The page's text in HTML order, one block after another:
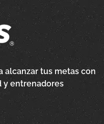
alcanzar tus metas con
y entrenadores